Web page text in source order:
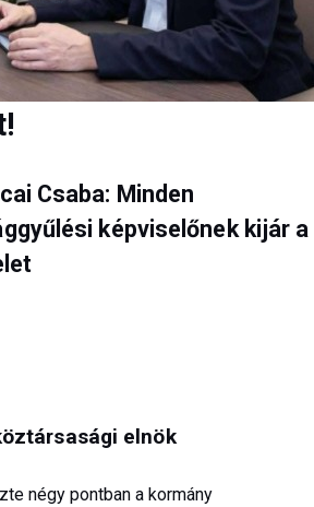
Csaba: Minden
képviselőnek kijár a
elnök
négy pontban a kormány